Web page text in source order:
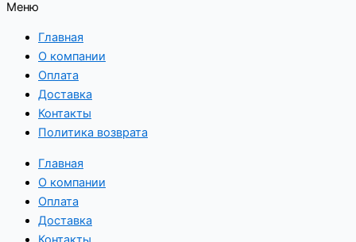
Меню
Главная
О компании
Оплата
Доставка
Контакты
Политика возврата
Главная
О компании
Оплата
Доставка